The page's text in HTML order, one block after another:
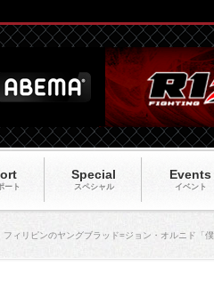
ート
Special
スペシャル
Events
イベント
フィリピンのヤングブラッド=ジョン・オルニド「